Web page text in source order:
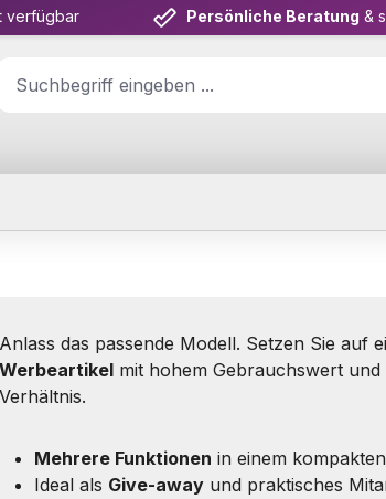
verfügbar Persönliche Beratung &
Anlass das passende Modell. Setzen Sie auf
Werbeartikel mit hohem Gebrauchswert
Verhältnis.
Mehrere Funktionen in einem
Ideal als Give-away und praktisches